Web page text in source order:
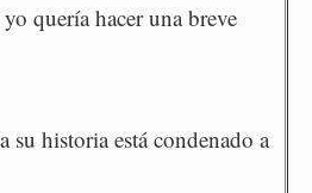
quería hacer una breve
historia está condenado a